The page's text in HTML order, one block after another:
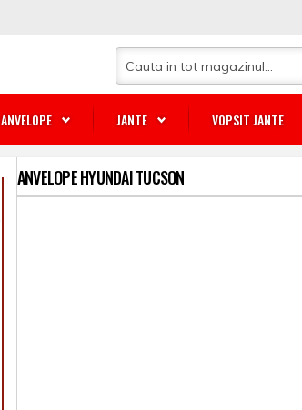
ANVELOPE JANTE VOPSIT JANTE
ANVELOPE HYUNDAI TUCSON